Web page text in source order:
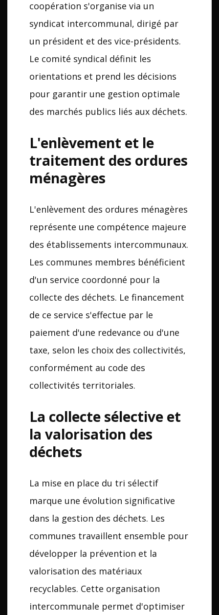
coopération s'organise via un
syndicat intercommunal, dirigé par
un président et des vice-présidents.
Le comité syndical définit les
orientations et prend les décisions
pour garantir une gestion optimale
des marchés publics liés aux déchets.
L'enlèvement et le
traitement des ordures
ménagères
L'enlèvement des ordures ménagères
représente une compétence majeure
des établissements intercommunaux.
Les communes membres bénéficient
d'un service coordonné pour la
collecte des déchets. Le financement
de ce service s'effectue par le
paiement d'une redevance ou d'une
taxe, selon les choix des collectivités,
conformément au code des
collectivités territoriales.
La collecte sélective et
la valorisation des
déchets
La mise en place du tri sélectif
marque une évolution significative
dans la gestion des déchets. Les
communes travaillent ensemble pour
développer la prévention et la
valorisation des matériaux
recyclables. Cette organisation
intercommunale permet d'optimiser